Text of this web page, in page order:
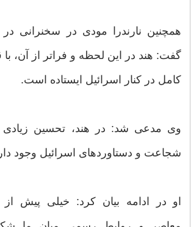
همچنین نارندرا مودی در سخنرانی
گفت: هند در این لحظه و فراتر از آن، با
کامل در کنار اسرائیل ایستاده است.
وی مدعی شد: در هند، تحسین
شجاعت و دستاوردهای اسرائیل وجود
او در ادامه بیان کرد: خیلی پیش